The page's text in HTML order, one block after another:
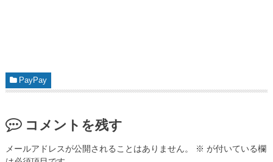
PayPay
コメントを残す
メールアドレスが公開されることはありません。 ※ が付いている欄